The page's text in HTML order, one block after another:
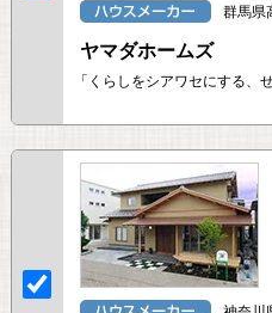
群馬県
ヤマダホームズ
「くらしをシアワセにする、